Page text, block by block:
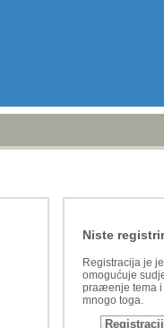
Niste
Registracija je
omogućuje
praæenje tema i
mnogo toga.